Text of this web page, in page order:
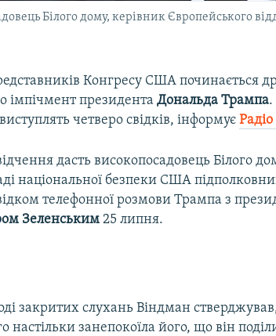
Білого дому, керівник Європейського
Конгресу США починається
імпічмент президентаДональда Трампа.
четверо свідків, інформує
дасть високопосадовець Білого
національної безпеки США
телефонної розмови Трампа з
Зеленським 25 липня.
закритих слухань Віндман
настільки занепокоїла його, що він